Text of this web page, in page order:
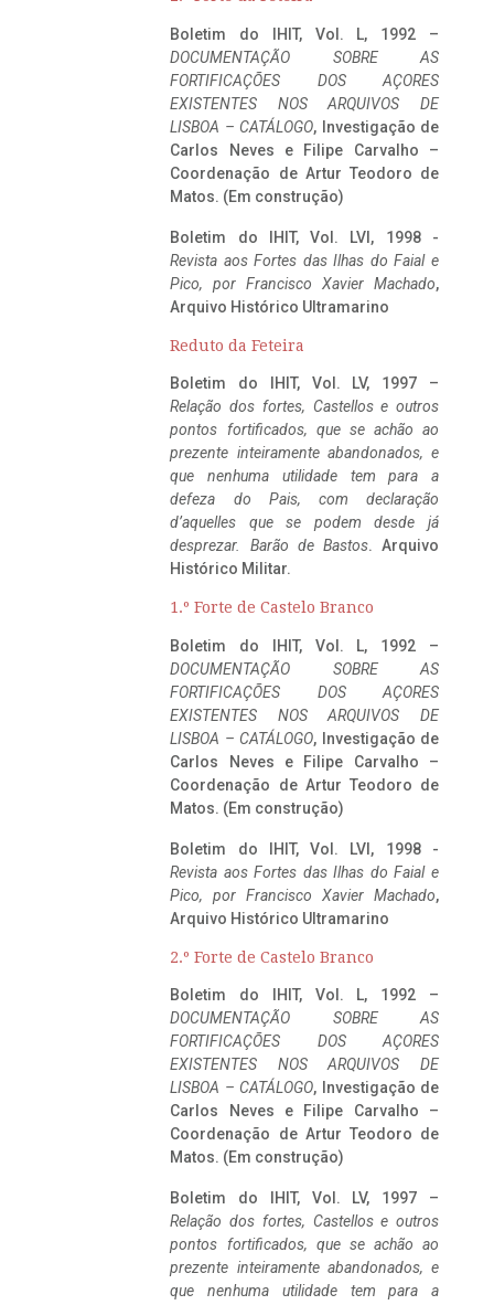
Boletim do IHIT, Vol. L, 1992 –
DOCUMENTAÇÃO SOBRE AS
FORTIFICAÇÕES DOS AÇORES
EXISTENTES NOS ARQUIVOS DE
LISBOA – CATÁLOGO, Investigação de
Carlos Neves e Filipe Carvalho –
Coordenação de Artur Teodoro de
Matos. (Em construção)
Boletim do IHIT, Vol. LVI, 1998 -
Revista aos Fortes das Ilhas do Faial e
Pico, por Francisco Xavier Machado,
Arquivo Histórico Ultramarino
Reduto da Feteira
Boletim do IHIT, Vol. LV, 1997 –
Relação dos fortes, Castellos e outros
pontos fortificados, que se achão ao
prezente inteiramente abandonados, e
que nenhuma utilidade tem para a
defeza do Pais, com declaração
d’aquelles que se podem desde já
desprezar. Barão de Bastos. Arquivo
Histórico Militar.
1.º Forte de Castelo Branco
Boletim do IHIT, Vol. L, 1992 –
DOCUMENTAÇÃO SOBRE AS
FORTIFICAÇÕES DOS AÇORES
EXISTENTES NOS ARQUIVOS DE
LISBOA – CATÁLOGO, Investigação de
Carlos Neves e Filipe Carvalho –
Coordenação de Artur Teodoro de
Matos. (Em construção)
Boletim do IHIT, Vol. LVI, 1998 -
Revista aos Fortes das Ilhas do Faial e
Pico, por Francisco Xavier Machado,
Arquivo Histórico Ultramarino
2.º Forte de Castelo Branco
Boletim do IHIT, Vol. L, 1992 –
DOCUMENTAÇÃO SOBRE AS
FORTIFICAÇÕES DOS AÇORES
EXISTENTES NOS ARQUIVOS DE
LISBOA – CATÁLOGO, Investigação de
Carlos Neves e Filipe Carvalho –
Coordenação de Artur Teodoro de
Matos. (Em construção)
Boletim do IHIT, Vol. LV, 1997 –
Relação dos fortes, Castellos e outros
pontos fortificados, que se achão ao
prezente inteiramente abandonados, e
que nenhuma utilidade tem para a